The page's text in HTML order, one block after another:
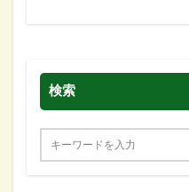
検索